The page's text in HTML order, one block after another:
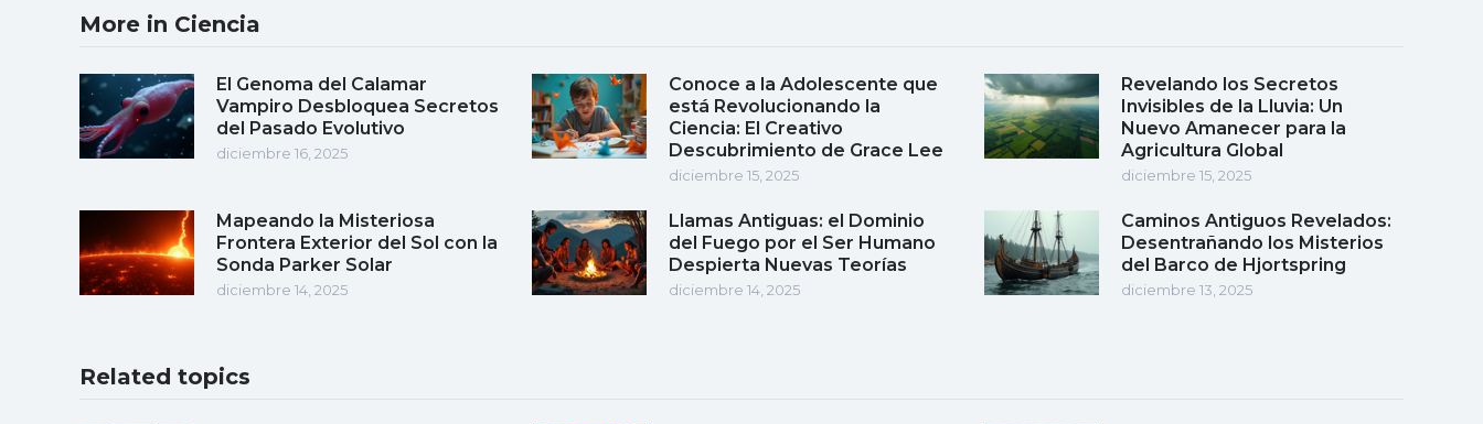
More in Ciencia
El Genoma del Calamar
Vampiro Desbloquea Secretos
del Pasado Evolutivo
diciembre 16, 2025
Conoce a la Adolescente que
está Revolucionando la
Ciencia: El Creativo
Descubrimiento de Grace Lee
diciembre 15, 2025
Revelando los Secretos
Invisibles de la Lluvia: Un
Nuevo Amanecer para la
Agricultura Global
diciembre 15, 2025
Mapeando la Misteriosa
Frontera Exterior del Sol con la
Sonda Parker Solar
diciembre 14, 2025
Llamas Antiguas: el Dominio
del Fuego por el Ser Humano
Despierta Nuevas Teorías
diciembre 14, 2025
Caminos Antiguos Revelados:
Desentrañando los Misterios
del Barco de Hjortspring
diciembre 13, 2025
Related topics